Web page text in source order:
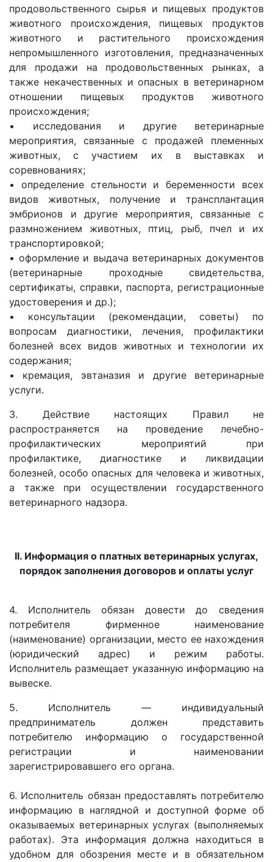
продовольственного сырья и пищевых продуктов
животного происхождения, пищевых продуктов
животного и растительного происхождения
непромышленного изготовления, предназначенных
для продажи на продовольственных рынках, а
также некачественных и опасных в ветеринарном
отношении пищевых продуктов животного
происхождения;
• исследования и другие ветеринарные
мероприятия, связанные с продажей племенных
животных, с участием их в выставках и
соревнованиях;
• определение стельности и беременности всех
видов животных, получение и трансплантация
эмбрионов и другие мероприятия, связанные с
размножением животных, птиц, рыб, пчел и их
транспортировкой;
• оформление и выдача ветеринарных документов
(ветеринарные проходные свидетельства,
сертификаты, справки, паспорта, регистрационные
удостоверения и др.);
• консультации (рекомендации, советы) по
вопросам диагностики, лечения, профилактики
болезней всех видов животных и технологии их
содержания;
• кремация, эвтаназия и другие ветеринарные
услуги.
3. Действие настоящих Правил не
распространяется на проведение лечебно-
профилактических мероприятий при
профилактике, диагностике и ликвидации
болезней, особо опасных для человека и животных,
а также при осуществлении государственного
ветеринарного надзора.
II. Информация о платных ветеринарных услугах,
порядок заполнения договоров и оплаты услуг
4. Исполнитель обязан довести до сведения
потребителя фирменное наименование
(наименование) организации, место ее нахождения
(юридический адрес) и режим работы.
Исполнитель размещает указанную информацию на
вывеске.
5. Исполнитель — индивидуальный
предприниматель должен представить
потребителю информацию о государственной
регистрации и наименовании
зарегистрировавшего его органа.
6. Исполнитель обязан предоставлять потребителю
информацию в наглядной и доступной форме об
оказываемых ветеринарных услугах (выполняемых
работах). Эта информация должна находиться в
удобном для обозрения месте и в обязательном